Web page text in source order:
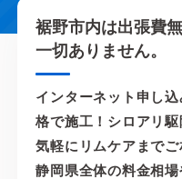
裾野市内は出張費
一切ありません。
インターネット申し
格で施工！シロアリ
気軽にリムケアまでご
静岡県全体の料金相